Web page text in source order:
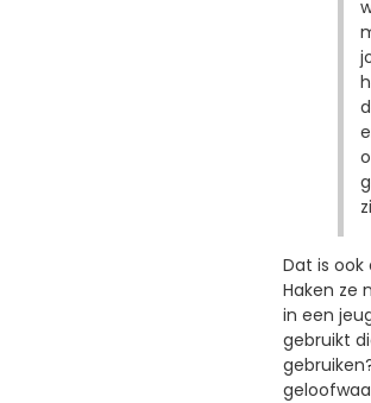
Dat is
Haken ze
in een
gebruikt